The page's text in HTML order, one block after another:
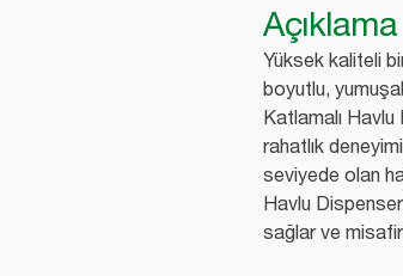
Açıklama
Yüksek kaliteli
boyutlu,
Katlamalı
rahatlık
seviyede olan
Havlu
sağlar ve